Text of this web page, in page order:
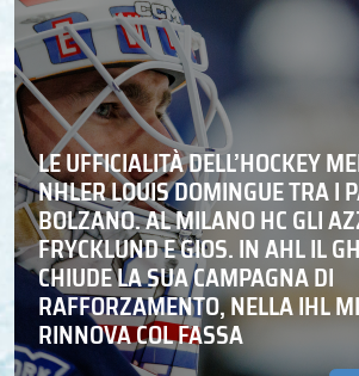
LE UFFICIALITÀ DELL’HOCKEY
NHLER LOUIS DOMINGUE TRA I
BOLZANO. AL MILANO HC GLI
FRYCKLUND E GIOS. IN AHL IL
CHIUDE LA SUA CAMPAGNA DI
RAFFORZAMENTO, NELLA IHL
RINNOVA COL FASSA